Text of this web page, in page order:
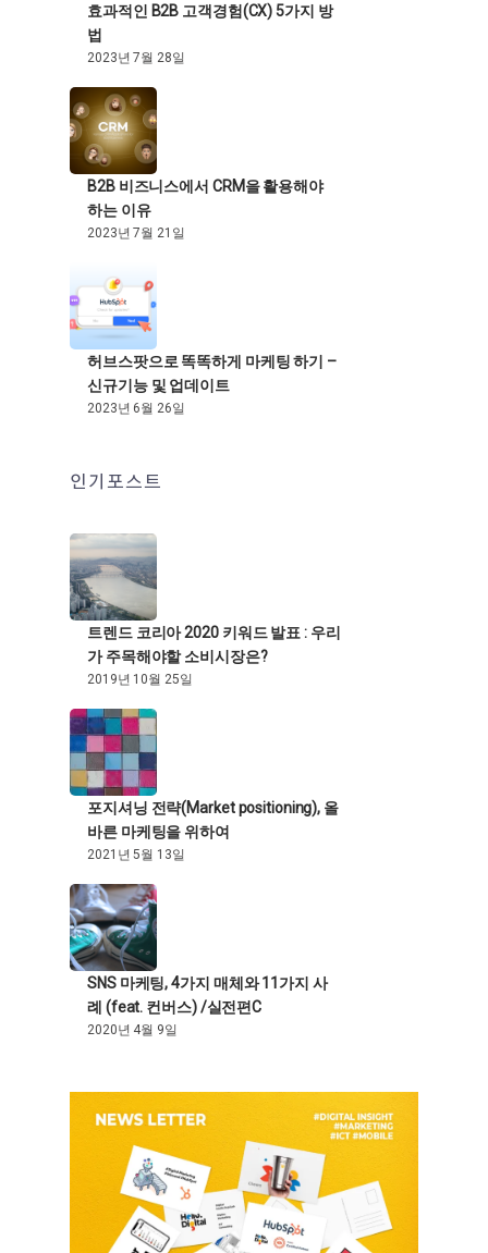
효과적인 B2B 고객경험(CX) 5가지 방
법
2023년 7월 28일
B2B 비즈니스에서 CRM을 활용해야
하는 이유
2023년 7월 21일
허브스팟으로 똑똑하게 마케팅 하기 –
신규기능 및 업데이트
2023년 6월 26일
인기포스트
트렌드 코리아 2020 키워드 발표 : 우리
가 주목해야할 소비시장은?
2019년 10월 25일
포지셔닝 전략(Market positioning), 올
바른 마케팅을 위하여
2021년 5월 13일
SNS 마케팅, 4가지 매체와 11가지 사
례 (feat. 컨버스) /실전편C
2020년 4월 9일